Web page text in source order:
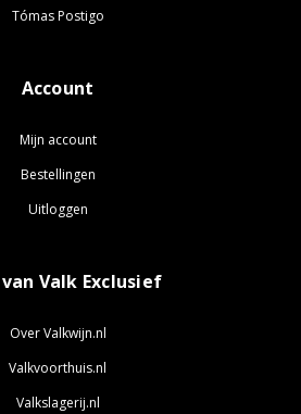
Tómas Postigo
Account
Mijn account
Bestellingen
Uitloggen
Valk Exclusief
Over Valkwijn.nl
Valkvoorthuis.nl
Valkslagerij.nl